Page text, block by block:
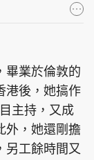
Touch
畢業於倫敦的
港後，她搞作
主持，又成
外，她還剛擔
另工餘時間又